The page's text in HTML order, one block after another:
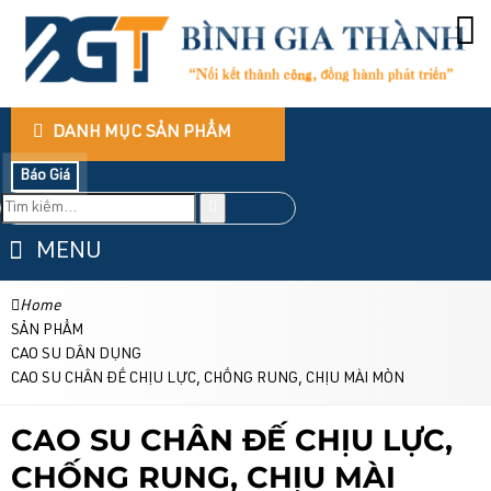
DANH MỤC SẢN PHẨM
Báo Giá
MENU
Home
SẢN PHẨM
CAO SU DÂN DỤNG
CAO SU CHÂN ĐẾ CHỊU LỰC, CHỐNG RUNG, CHỊU MÀI MÒN
CAO SU CHÂN ĐẾ CHỊU LỰC,
CHỐNG RUNG, CHỊU MÀI